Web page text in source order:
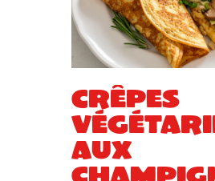
Crêpes
aux